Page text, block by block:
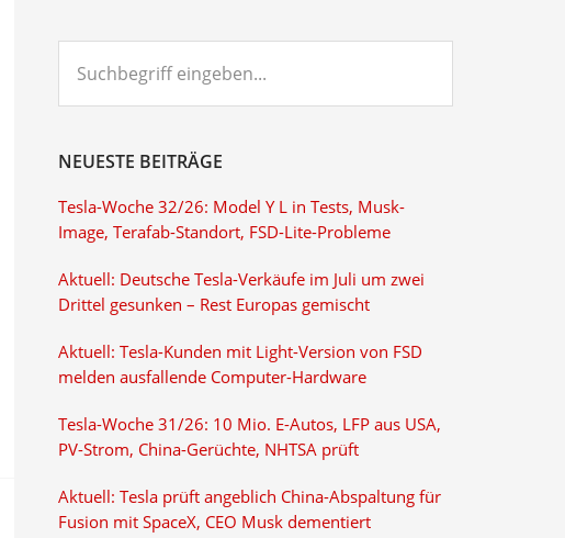
eingeben...
NEUESTE BEITRÄGE
Tesla-Woche 32/26: Model Y L in Tests, Musk-
Image, Terafab-Standort, FSD-Lite-Probleme
Aktuell: Deutsche Tesla-Verkäufe im Juli um zwei
Drittel gesunken – Rest Europas gemischt
Aktuell: Tesla-Kunden mit Light-Version von FSD
melden ausfallende Computer-Hardware
Tesla-Woche 31/26: 10 Mio. E-Autos, LFP aus USA,
PV-Strom, China-Gerüchte, NHTSA prüft
Aktuell: Tesla prüft angeblich China-Abspaltung für
Fusion mit SpaceX, CEO Musk dementiert